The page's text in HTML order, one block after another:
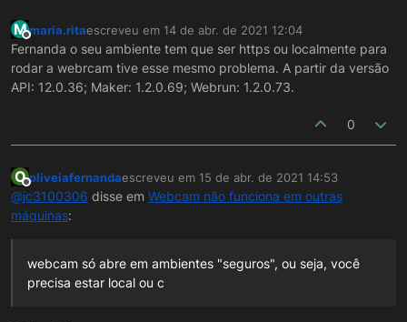
M
Offline
maria.ritaescreveu em 14 de abr. de 2021 12:04
última edição por
Fernanda o seu ambiente tem que ser https ou localmente para
rodar a webrcam tive esse mesmo problema. A partir da versão
API: 12.0.36; Maker: 1.2.0.69; Webrun: 1.2.0.73.
0
O
Offline
oliveiafernandaescreveu em 15 de abr. de 2021 14:53
última edição por
@jc3100306 disse em Webcam não funciona em outras
máquinas:
webcam só abre em ambientes "seguros", ou seja, você
precisa estar local ou c